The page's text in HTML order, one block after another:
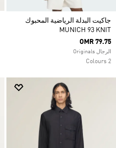
جاكيت البدلة الرياضية المحبوك
MUNICH 93 KNIT
OMR 79.75
الرجال Originals
2 Colours